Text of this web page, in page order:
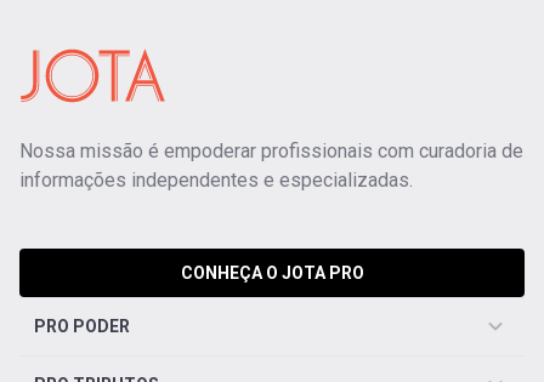
Nossa missão é empoderar profissionais com curadoria de
informações independentes e especializadas.
CONHEÇA O JOTA PRO
PRO PODER